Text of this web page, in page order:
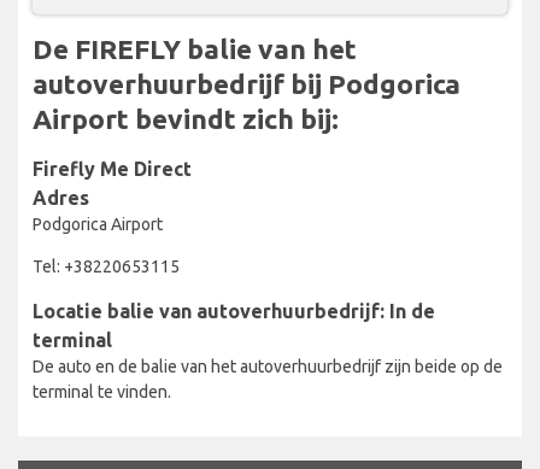
De FIREFLY balie van het
autoverhuurbedrijf bij Podgorica
Airport bevindt zich bij:
Firefly Me Direct
Adres
Podgorica Airport
Tel: +38220653115
Locatie balie van autoverhuurbedrijf: In de
terminal
De auto en de balie van het autoverhuurbedrijf zijn beide op de
terminal te vinden.